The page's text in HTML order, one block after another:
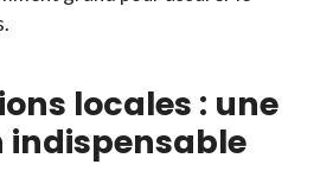
locales : une